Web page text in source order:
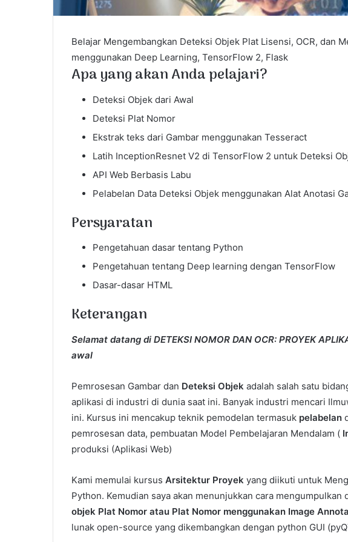
Belajar Mengembangkan Deteksi Objek Plat Lisensi, OCR, dan
menggunakan Deep Learning, TensorFlow 2, Flask
Apa yang akan Anda pelajari?
Deteksi Objek dari Awal
Deteksi Plat Nomor
Ekstrak teks dari Gambar menggunakan Tesseract
Latih InceptionResnet V2 di TensorFlow 2 untuk Deteksi
API Web Berbasis Labu
Pelabelan Data Deteksi Objek menggunakan Alat Anotasi
Persyaratan
Pengetahuan dasar tentang Python
Pengetahuan tentang Deep learning dengan TensorFlow
Dasar-dasar HTML
Keterangan
Selamat datang di DETEKSI NOMOR DAN OCR: PROYEK
awal
Pemrosesan Gambar dan Deteksi Objek adalah salah satu
aplikasi di industri di dunia saat ini. Banyak industri mencari
ini. Kursus ini mencakup teknik pemodelan termasuk pelabelan
pemrosesan data, pembuatan Model Pembelajaran Mendalam (
produksi (Aplikasi Web)
Kami memulai kursus Arsitektur Proyek yang diikuti untuk
Python. Kemudian saya akan menunjukkan cara mengumpulkan
objek Plat Nomor atau Plat Nomor menggunakan Image
lunak open-source yang dikembangkan dengan python GUI